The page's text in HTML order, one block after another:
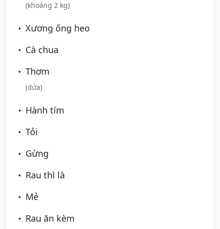
(khoảng 2 kg)
Xương ống heo
Cà chua
Thơm
(dứa)
Hành tím
Tỏi
Gừng
Rau thì là
Mẻ
Rau ăn kèm